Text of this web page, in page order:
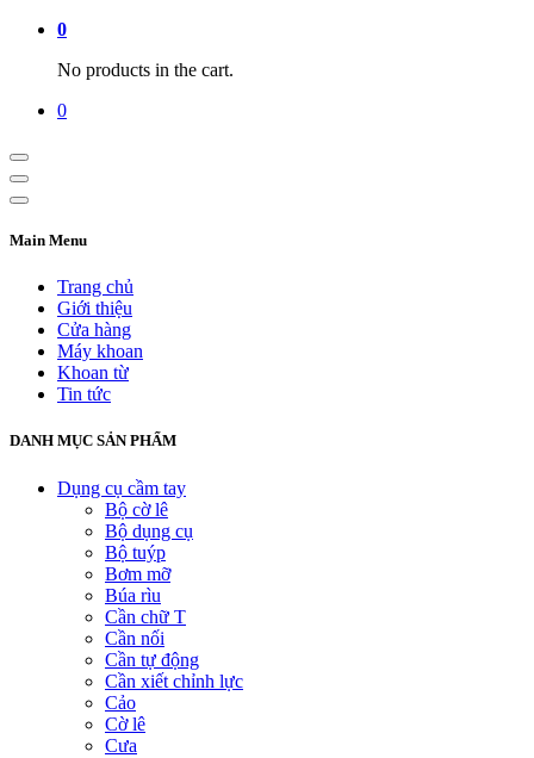
0
No products in the cart.
0
Main Menu
Trang chủ
Giới thiệu
Cửa hàng
Máy khoan
Khoan từ
Tin tức
DANH MỤC SẢN PHẨM
Dụng cụ cầm tay
Bộ cờ lê
Bộ dụng cụ
Bộ tuýp
Bơm mỡ
Búa rìu
Cần chữ T
Cần nối
Cần tự động
Cần xiết chỉnh lực
Cảo
Cờ lê
Cưa